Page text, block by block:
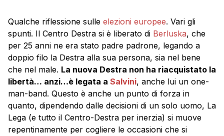
Qualche riflessione sulle elezioni europee. Vari gli
spunti. Il Centro Destra si è liberato di Berluska, che
per 25 anni ne era stato padre padrone, legando a
doppio filo la Destra alla sua persona, sia nel bene
che nel male. La nuova Destra non ha riacquistato la
libertà… anzi…è legata a Salvini, anche lui un one-
man-band. Questo è anche un punto di forza in
quanto, dipendendo dalle decisioni di un solo uomo, La
Lega (e tutto il Centro-Destra per inerzia) si muove
repentinamente per cogliere le occasioni che si